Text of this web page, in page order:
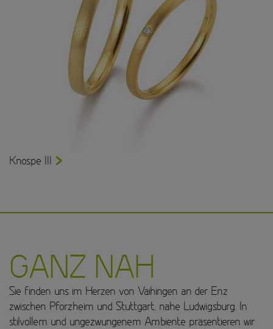
Knospe III
GANZ NAH
Sie finden uns im Herzen von Vaihingen an der Enz
zwischen Pforzheim und Stuttgart, nahe Ludwigsburg. In
stilvollem und ungezwungenem Ambiente präsentieren wir